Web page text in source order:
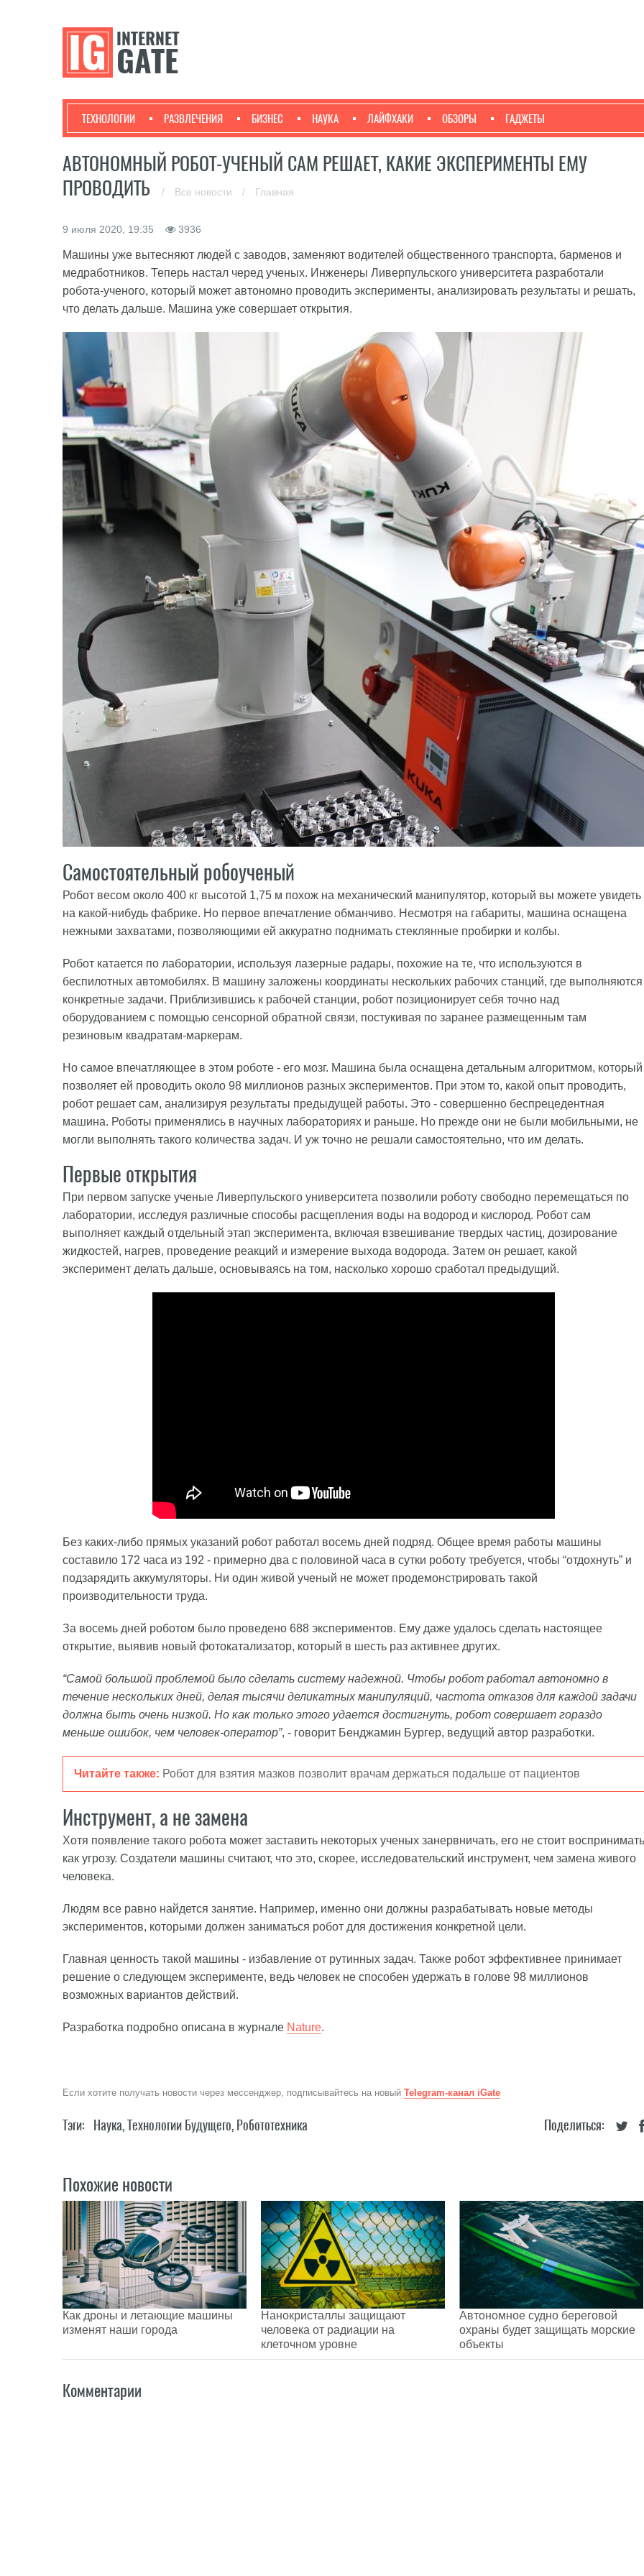
ТЕХНОЛОГИИ РАЗВЛЕЧЕНИЯ БИЗНЕС НАУКА ЛАЙФХАКИ ОБЗОРЫ ГАДЖЕТЫ
АВТОНОМНЫЙ РОБОТ-УЧЕНЫЙ САМ РЕШАЕТ, КАКИЕ ЭКСПЕРИМЕНТЫ ЕМУ
ПРОВОДИТЬ
/ Все новости / Главная
9 июля 2020, 19:35 3936
Машины уже вытесняют людей с заводов, заменяют водителей общественного транспорта, барменов и
медработников. Теперь настал черед ученых. Инженеры Ливерпульского университета разработали
робота-ученого, который может автономно проводить эксперименты, анализировать результаты и решать,
что делать дальше. Машина уже совершает открытия.
Самостоятельный робоученый
Робот весом около 400 кг высотой 1,75 м похож на механический манипулятор, который вы можете увидеть
на какой-нибудь фабрике. Но первое впечатление обманчиво. Несмотря на габариты, машина оснащена
нежными захватами, позволяющими ей аккуратно поднимать стеклянные пробирки и колбы.
Робот катается по лаборатории, используя лазерные радары, похожие на те, что используются в
беспилотных автомобилях. В машину заложены координаты нескольких рабочих станций, где выполняются
конкретные задачи. Приблизившись к рабочей станции, робот позиционирует себя точно над
оборудованием с помощью сенсорной обратной связи, постукивая по заранее размещенным там
резиновым квадратам-маркерам.
Но самое впечатляющее в этом роботе - его мозг. Машина была оснащена детальным алгоритмом, который
позволяет ей проводить около 98 миллионов разных экспериментов. При этом то, какой опыт проводить,
робот решает сам, анализируя результаты предыдущей работы. Это - совершенно беспрецедентная
машина. Роботы применялись в научных лабораториях и раньше. Но прежде они не были мобильными, не
могли выполнять такого количества задач. И уж точно не решали самостоятельно, что им делать.
Первые открытия
При первом запуске ученые Ливерпульского университета позволили роботу свободно перемещаться по
лаборатории, исследуя различные способы расщепления воды на водород и кислород. Робот сам
выполняет каждый отдельный этап эксперимента, включая взвешивание твердых частиц, дозирование
жидкостей, нагрев, проведение реакций и измерение выхода водорода. Затем он решает, какой
эксперимент делать дальше, основываясь на том, насколько хорошо сработал предыдущий.
Без каких-либо прямых указаний робот работал восемь дней подряд. Общее время работы машины
составило 172 часа из 192 - примерно два с половиной часа в сутки роботу требуется, чтобы “отдохнуть” и
подзарядить аккумуляторы. Ни один живой ученый не может продемонстрировать такой
производительности труда.
За восемь дней роботом было проведено 688 экспериментов. Ему даже удалось сделать настоящее
открытие, выявив новый фотокатализатор, который в шесть раз активнее других.
“Самой большой проблемой было сделать систему надежной. Чтобы робот работал автономно в
течение нескольких дней, делая тысячи деликатных манипуляций, частота отказов для каждой задачи
должна быть очень низкой. Но как только этого удается достигнуть, робот совершает гораздо
меньше ошибок, чем человек-оператор”, - говорит Бенджамин Бургер, ведущий автор разработки.
Читайте также: Робот для взятия мазков позволит врачам держаться подальше от пациентов
Инструмент, а не замена
Хотя появление такого робота может заставить некоторых ученых занервничать, его не стоит воспринимать
как угрозу. Создатели машины считают, что это, скорее, исследовательский инструмент, чем замена живого
человека.
Людям все равно найдется занятие. Например, именно они должны разрабатывать новые методы
экспериментов, которыми должен заниматься робот для достижения конкретной цели.
Главная ценность такой машины - избавление от рутинных задач. Также робот эффективнее принимает
решение о следующем эксперименте, ведь человек не способен удержать в голове 98 миллионов
возможных вариантов действий.
Разработка подробно описана в журнале Nature.
Если хотите получать новости через мессенджер, подписывайтесь на новый Telegram-канал iGate
Поделиться:
Тэги: Наука,Технологии Будущего, Робототехника
Похожие новости
Как дроны и летающие машины
изменят наши города
Нанокристаллы защищают
человека от радиации на
клеточном уровне
Автономное судно береговой
охраны будет защищать морские
объекты
Комментарии